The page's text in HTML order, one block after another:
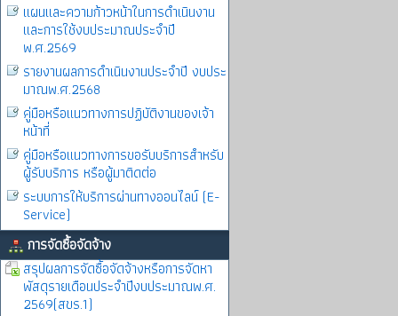
แผนและความก้าวหน้าในการดำเนินงาน
และการใช้งบประมาณประจำปี
พ.ศ.2569
รายงานผลการดำเนินงานประจำปี งบประ
มาณพ.ศ.2568
คู่มือหรือแนวทางการปฏิบัติงานของเจ้า
หน้าที่
คู่มือหรือแนวทางการขอรับบริการสำหรับ
ผู้รับบริการ หรือผู้มาติดต่อ
ระบบการให้บริการผ่านทางออนไลน์ (E-
Service)
การจัดซื้อจัดจ้าง
สรุปผลการจัดซื้อจัดจ้างหรือการจัดหา
พัสดุรายเดือนประจำปีงบประมาณพ.ศ.
2569(สขร.1)